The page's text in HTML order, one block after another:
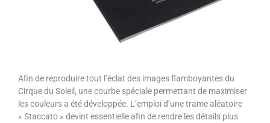
Afin de reproduire tout l’éclat des images flamboyantes du
Cirque du Soleil, une courbe spéciale permettant de maximiser
les couleurs a été développée. L’emploi d’une trame aléatoire
« Staccato » devint essentielle afin de rendre les détails plus